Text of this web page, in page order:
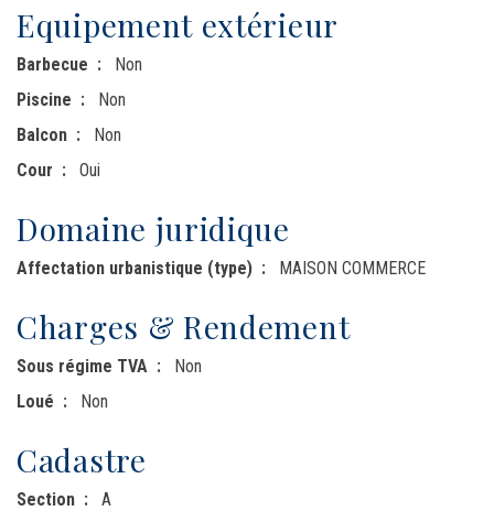
Equipement extérieur
Barbecue
Non
Piscine
Non
Balcon
Non
Cour
Oui
Domaine juridique
Affectation urbanistique (type) MAISON COMMERCE
Charges & Rendement
Sous régime TVA
Non
Loué
Non
Cadastre
Section
A